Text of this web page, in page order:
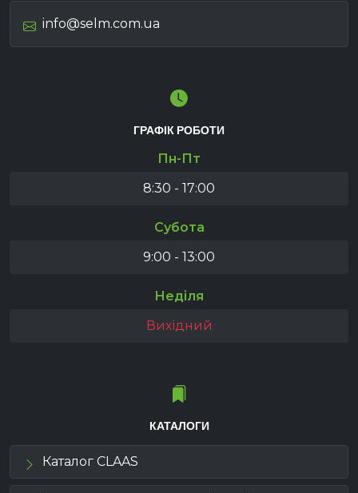
info@selm.com.ua
ГРАФІК РОБОТИ
Пн-Пт
8:30 - 17:00
Субота
9:00 - 13:00
Неділя
Вихідний
КАТАЛОГИ
Каталог CLAAS